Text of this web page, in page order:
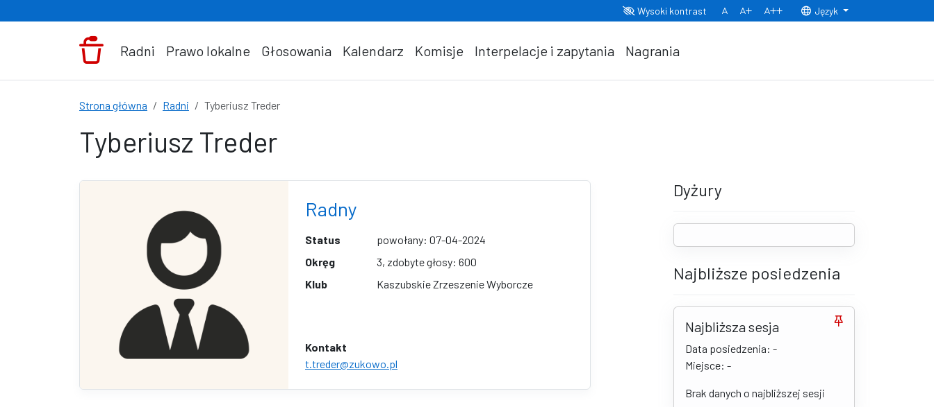
Wysoki kontrast
Normalny rozmiar czcionki
Rozmiar czcionki 150% Rozmiar czcionki 200%
Język
Radni Prawo lokalne Głosowania Kalendarz Komisje Interpelacje i zapytania Nagrania
Strona główna Radni Tyberiusz Treder
Tyberiusz Treder
Radny
Status
powołany: 07-04-2024
Okręg
3, zdobyte głosy: 600
Klub
Kaszubskie Zrzeszenie Wyborcze
Kontakt
t.treder@zukowo.pl
Dyżury
Najbliższe posiedzenia
Najbliższa sesja
Data posiedzenia: -
Miejsce: -
Brak danych o najbliższej sesji